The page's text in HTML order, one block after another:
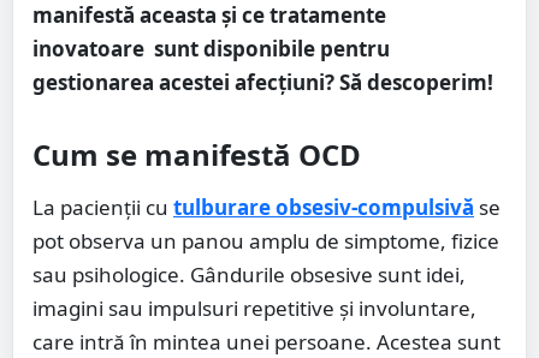
manifestă aceasta și ce tratamente
inovatoare sunt disponibile pentru
gestionarea acestei afecțiuni? Să descoperim!
Cum se manifestă OCD
La pacienții cu tulburare obsesiv-compulsivă se
pot observa un panou amplu de simptome, fizice
sau psihologice. Gândurile obsesive sunt idei,
imagini sau impulsuri repetitive și involuntare,
care intră în mintea unei persoane. Acestea sunt